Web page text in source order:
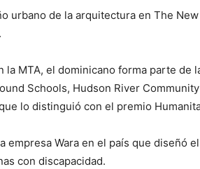
urbano de la arquitectura en The
la MTA, el dominicano forma parte
Schools, Hudson River
lo distinguió con el premio
empresa Wara en el país que diseñó
con discapacidad.